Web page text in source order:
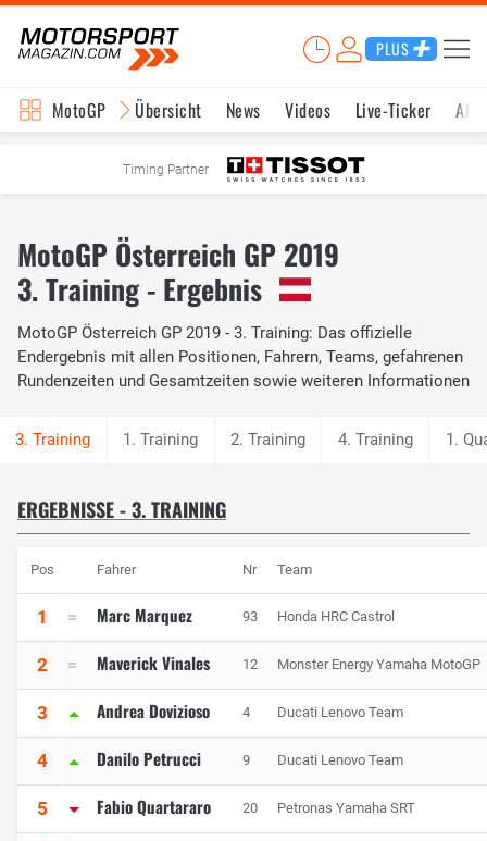
PLUS
MotoGP Übersicht News Videos Live-Ticker
Timing Partner
MotoGP Österreich GP 2019
3. Training - Ergebnis
MotoGP Österreich GP 2019 - 3. Training: Das offizielle
Endergebnis mit allen Positionen, Fahrern, Teams, gefahrenen
Rundenzeiten und Gesamtzeiten sowie weiteren Informationen
1. Training 2. Training 4. Training 1.
ERGEBNISSE - 3. TRAINING
Pos Fahrer Nr Team
1 Marc Marquez 93 Honda HRC Castrol
2 Maverick Vinales 12 Monster Energy Yamaha MotoGP
3 Andrea Dovizioso 4 Ducati Lenovo Team
4 Danilo Petrucci 9 Ducati Lenovo Team
5 Fabio Quartararo 20 Petronas Yamaha SRT